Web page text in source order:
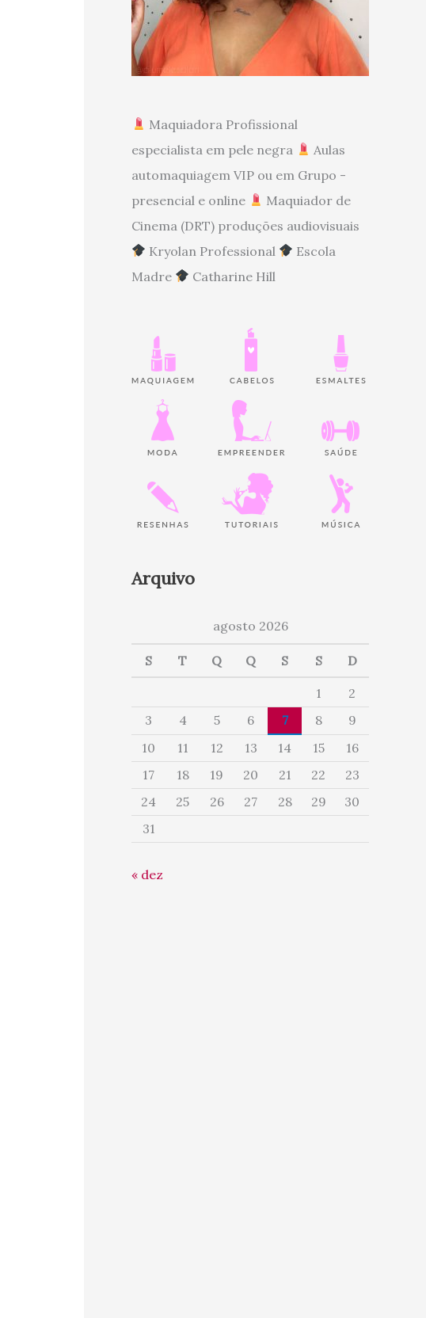
Maquiadora Profissional
especialista em pele negra
Aulas
automaquiagem VIP ou em Grupo -
presencial e online
Maquiador de
Cinema (DRT) produções audiovisuais
Kryolan Professional
Escola
Madre
Catharine Hill
Arquivo
agosto 2026
S T Q Q S S D
1
2
3
4 5 6 7 8
9
10
11 12 13 14 15
16
17
18 19 20 21 22
23
24
25 26 27 28 29
30
31
« dez